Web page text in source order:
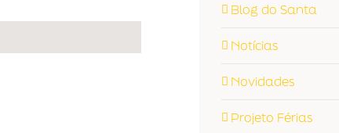
Blog do Santa
Notícias
Novidades
Projeto Férias